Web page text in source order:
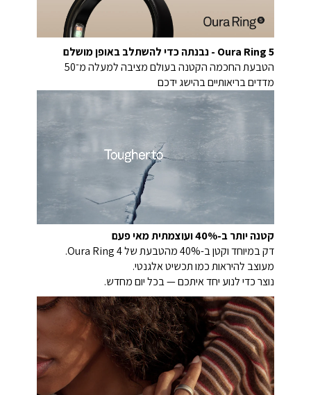
Oura Ring 5 - נבנתה כדי להשתלב באופן מושלם
הטבעת החכמה הקטנה בעולם מציבה למעלה מ־50
מדדים בריאותיים בהישג ידכם
קטנה יותר ב-40% ועוצמתית מאי פעם
דק במיוחד וקטן ב-40% מהטבעת של Oura Ring 4.
מעוצב להיראות כמו תכשיט אלגנטי.
נוצר כדי לנוע יחד איתכם — בכל יום מחדש.